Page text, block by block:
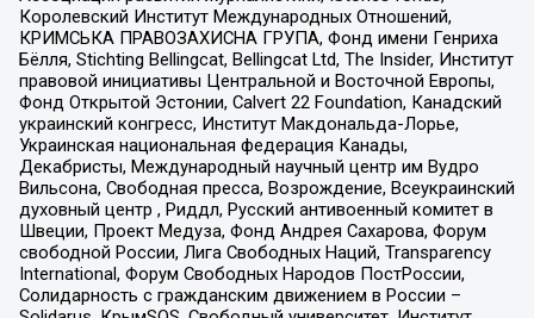
Королевский Институт Международных Отношений,
КРИМСЬКА ПРАВОЗАХИСНА ГРУПА, Фонд имени Генриха
Бёлля, Stichting Bellingcat, Bellingcat Ltd, The Insider, Институт
правовой инициативы Центральной и Восточной Европы,
Фонд Открытой Эстонии, Calvert 22 Foundation, Канадский
украинский конгресс, Институт Макдональда-Лорье,
Украинская национальная федерация Канады,
Декабристы, Международный научный центр им Вудро
Вильсона, Свободная пресса, Возрождение, Всеукраинский
духовный центр , Риддл, Русский антивоенный комитет в
Швеции, Проект Медуза, Фонд Андрея Сахарова, Форум
свободной России, Лига Свободных Наций, Transparеncy
International, Форум Свободных Народов ПостРоссии,
Солидарность с гражданским движением в России –